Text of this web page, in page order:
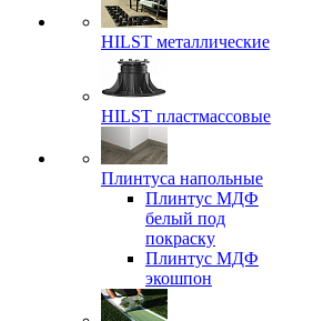
HILST металлические
HILST пластмассовые
Плинтуса напольные
Плинтус МДФ
белый под
покраску
Плинтус МДФ
экошпон